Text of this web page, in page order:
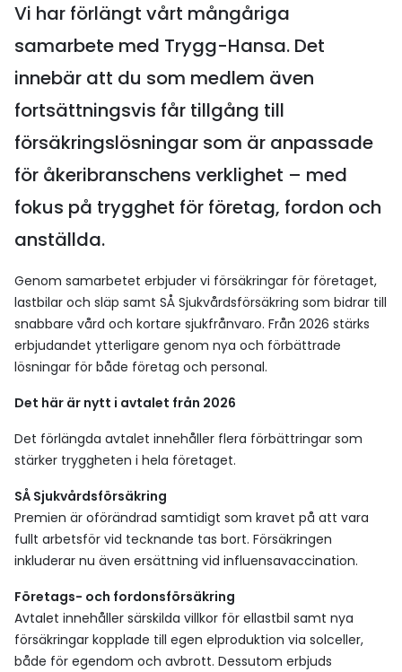
Vi har förlängt vårt mångåriga
samarbete med Trygg-Hansa. Det
innebär att du som medlem även
fortsättningsvis får tillgång till
försäkringslösningar som är anpassade
för åkeribranschens verklighet – med
fokus på trygghet för företag, fordon och
anställda.
Genom samarbetet erbjuder vi försäkringar för företaget,
lastbilar och släp samt SÅ Sjukvårdsförsäkring som bidrar till
snabbare vård och kortare sjukfrånvaro. Från 2026 stärks
erbjudandet ytterligare genom nya och förbättrade
lösningar för både företag och personal.
Det här är nytt i avtalet från 2026
Det förlängda avtalet innehåller flera förbättringar som
stärker tryggheten i hela företaget.
SÅ Sjukvårdsförsäkring
Premien är oförändrad samtidigt som kravet på att vara
fullt arbetsför vid tecknande tas bort. Försäkringen
inkluderar nu även ersättning vid influensavaccination.
Företags- och fordonsförsäkring
Avtalet innehåller särskilda villkor för ellastbil samt nya
försäkringar kopplade till egen elproduktion via solceller,
både för egendom och avbrott. Dessutom erbjuds